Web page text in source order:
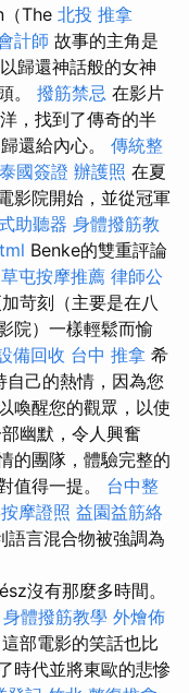
The 北投 推拿
計師 故事的主角是
歸還神話般的女神
。 撥筋禁忌 在影片
，找到了傳奇的半
還給內心。 傳統整
泰國簽證 辦護照 在夏
影院開始，並從冠軍
助聽器 身體撥筋教
Benke的雙重評論
草屯按摩推薦 律師公
苛刻（主要是在八
院）一樣輕鬆而愉
備回收 台中 推拿 希
己的熱情，因為您
喚醒您的觀眾，以使
幽默，令人興奮
的團隊，體驗完整的
值得一提。 台中整
摩證照 益園益筋絡
語言混合物被強調為
沒有那麼多時間。
身體撥筋教學 外燴佈
部電影的笑話也比
時代並將東歐的悲慘